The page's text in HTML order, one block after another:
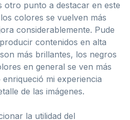
otro punto a destacar en este
colores se vuelven más
considerablemente. Pude
contenidos en alta
más brillantes, los negros
en general se ven más
mi experiencia
de las imágenes.
la utilidad del